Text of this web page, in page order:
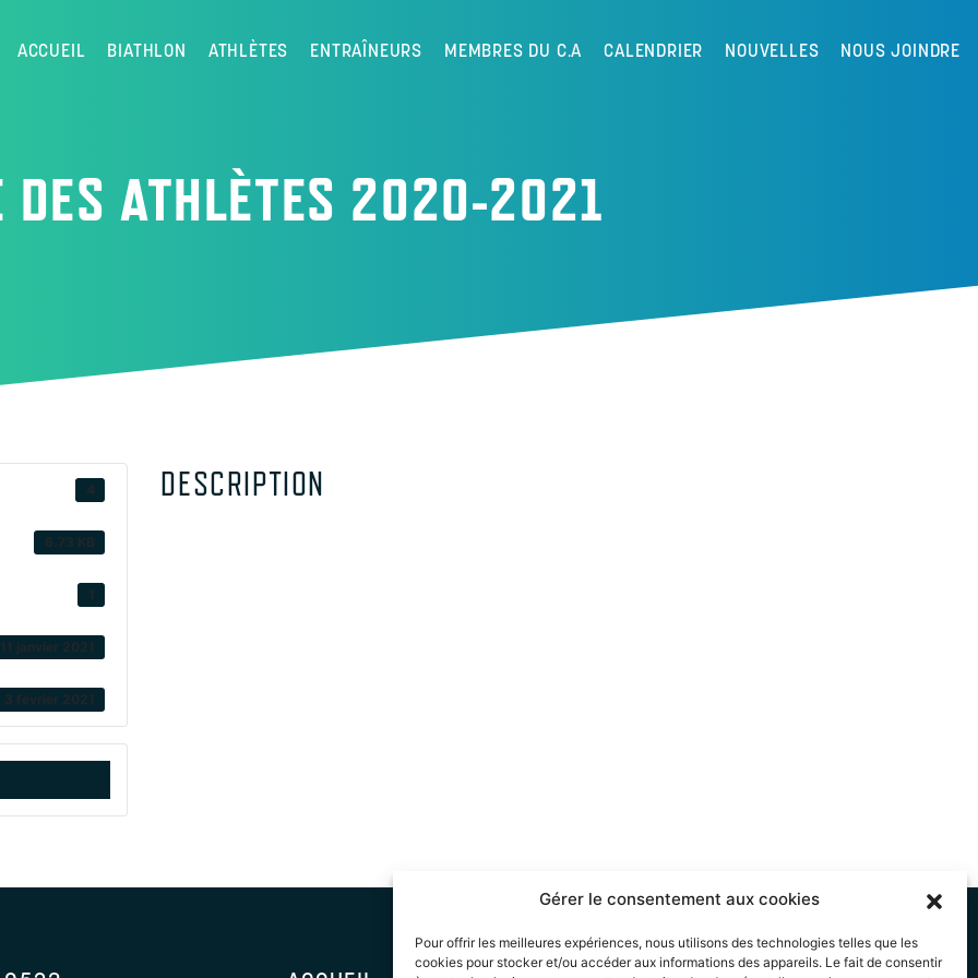
Gérer le consentement aux cookies
Pour offrir les meilleures expériences, nous utilisons des technologies telles que les
cookies pour stocker et/ou accéder aux informations des appareils. Le fait de consentir
ACCUEIL BIATHLON ATHLÈTES ENTRAÎNEURS MEMBRES DU C.A CALENDRIER NOUVELLES NOUS JOINDRE
DES ATHLÈTES 2020-2021
4
6.73 KB
1
11 janvier 2021
3 février 2021
DESCRIPTION